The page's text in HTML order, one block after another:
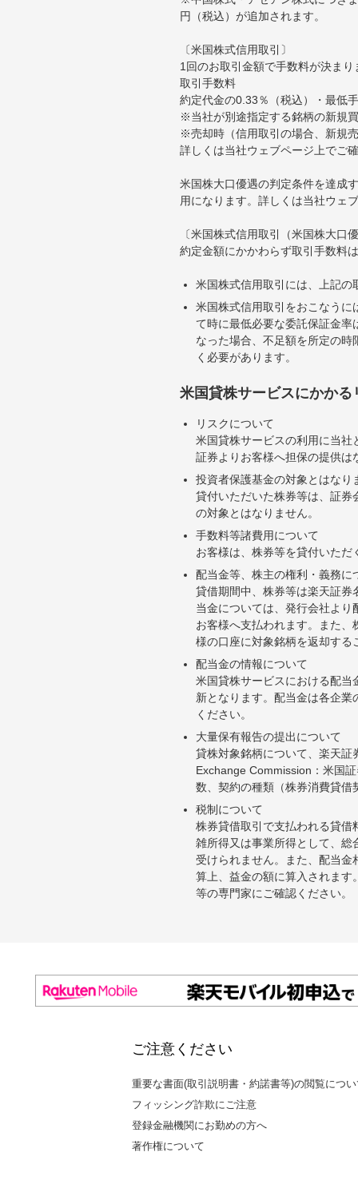
円（税込）が追加されます。
〔米国株式信用取引〕
1回のお取引金額で手数料が決まり
取引手数料
約定代金の0.33％（税込）・最低
※当社が別途指定する銘柄の新規
※売却時（信用取引の場合、新規
詳しくは当社ウェブページ上でご
米国株大口優遇の判定条件を達成
用になります。詳しくは当社ウェ
〔米国株式信用取引（米国株大口
約定金額にかかわらず取引手数料
米国株式信用取引には、上記
米国株式信用取引をおこなう
て時に最低必要な委託保証金
なった場合、不足額を所定の
く必要があります。
米国貸株サービスにかかる
リスクについて
米国貸株サービスの利用に当
証券よりお客様へ担保の提供
投資者保護基金の対象とはなり
貸付いただいた株券等は、証
の対象とはなりません。
手数料等諸費用について
お客様は、株券等を貸付いた
配当金等、株主の権利・義務に
貸借期間中、株券等は楽天証
当金については、発行会社よ
お客様へ支払われます。また
様の口座に対象銘柄を返却す
配当金の情報について
米国貸株サービスにおける配当
新となります。配当金は各企
ください。
大量保有報告の提出について
貸株対象銘柄について、楽天
Exchange Commission：米国
数、契約の種類（株券消費貸
税制について
株券貸借取引で支払われる貸
雑所得又は事業所得として、
受けられません。また、配当
算上、益金の額に算入されま
等の専門家にご確認ください。
ご注意ください
重要な書面(取引説明書・約諾書等)の閲覧につ
フィッシング詐欺にご注意
登録金融機関にお勤めの方へ
著作権について